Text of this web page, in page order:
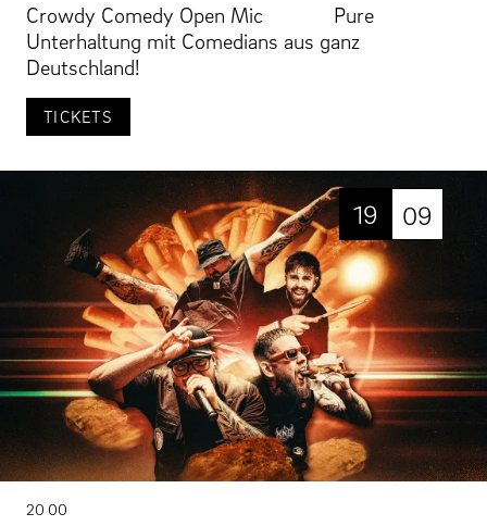
Crowdy Comedy Open Mic Pure
Unterhaltung mit Comedians aus ganz
Deutschland!
TICKETS
19 09
20 00